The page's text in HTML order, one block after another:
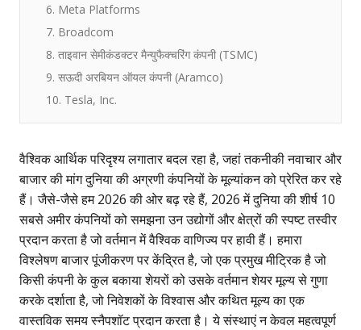
6. Meta Platforms
7. Broadcom
8. ताइवान सेमीकंडक्टर मैन्युफैक्चरिंग कंपनी (TSMC)
9. सऊदी अरबियन ऑयल कंपनी (Aramco)
10. Tesla, Inc.
वैश्विक आर्थिक परिदृश्य लगातार बदल रहा है, जहां तकनीकी नवाचार और
बाजार की मांग दुनिया की अग्रणी कंपनियों के मूल्यांकन को प्रेरित कर रहे
हैं। जैसे-जैसे हम 2026 की ओर बढ़ रहे हैं, 2026 में दुनिया की शीर्ष 10
सबसे अमीर कंपनियोंको समझना उन उद्योगों और क्षेत्रों की स्पष्ट तस्वीर
प्रदान करता है जो वर्तमान में वैश्विक वाणिज्य पर हावी हैं। हमारा
विश्लेषण बाजार पूंजीकरण पर केंद्रित है, जो एक प्रमुख मीट्रिक है जो
किसी कंपनी के कुल बकाया शेयरों को उसके वर्तमान शेयर मूल्य से गुणा
करके दर्शाता है, जो निवेशकों के विश्वास और कथित मूल्य का एक
वास्तविक समय स्नैपशॉट प्रदान करता है। ये संस्थाएं न केवल महत्वपूर्ण